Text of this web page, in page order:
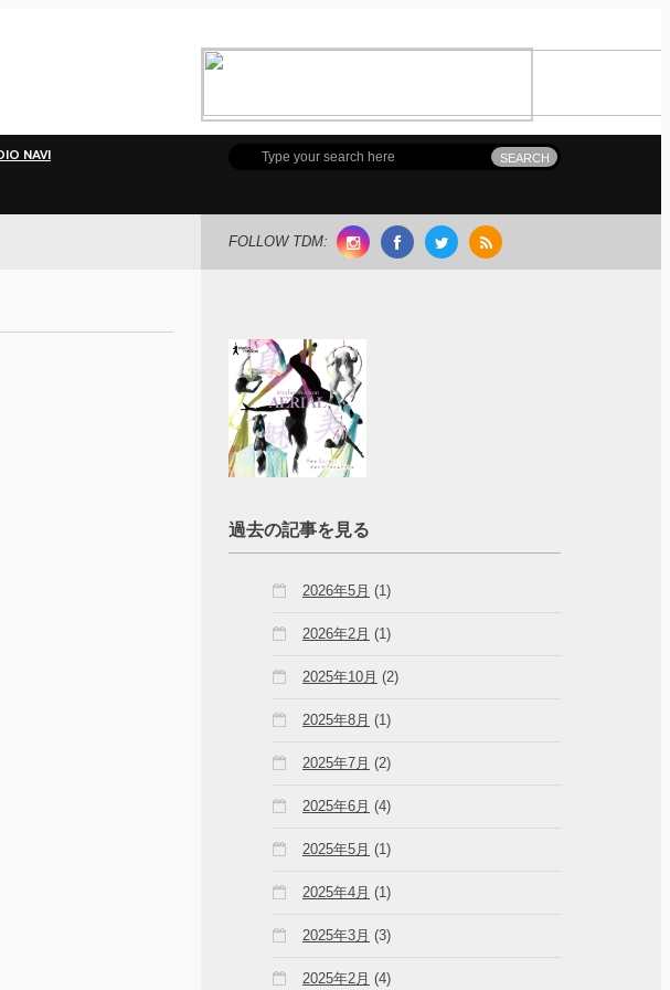
NAVI
FOLLOW TDM:
過去の記事を見る
2026年5月 (1)
2026年2月 (1)
2025年10月 (2)
2025年8月 (1)
2025年7月 (2)
2025年6月 (4)
2025年5月 (1)
2025年4月 (1)
2025年3月 (3)
2025年2月 (4)